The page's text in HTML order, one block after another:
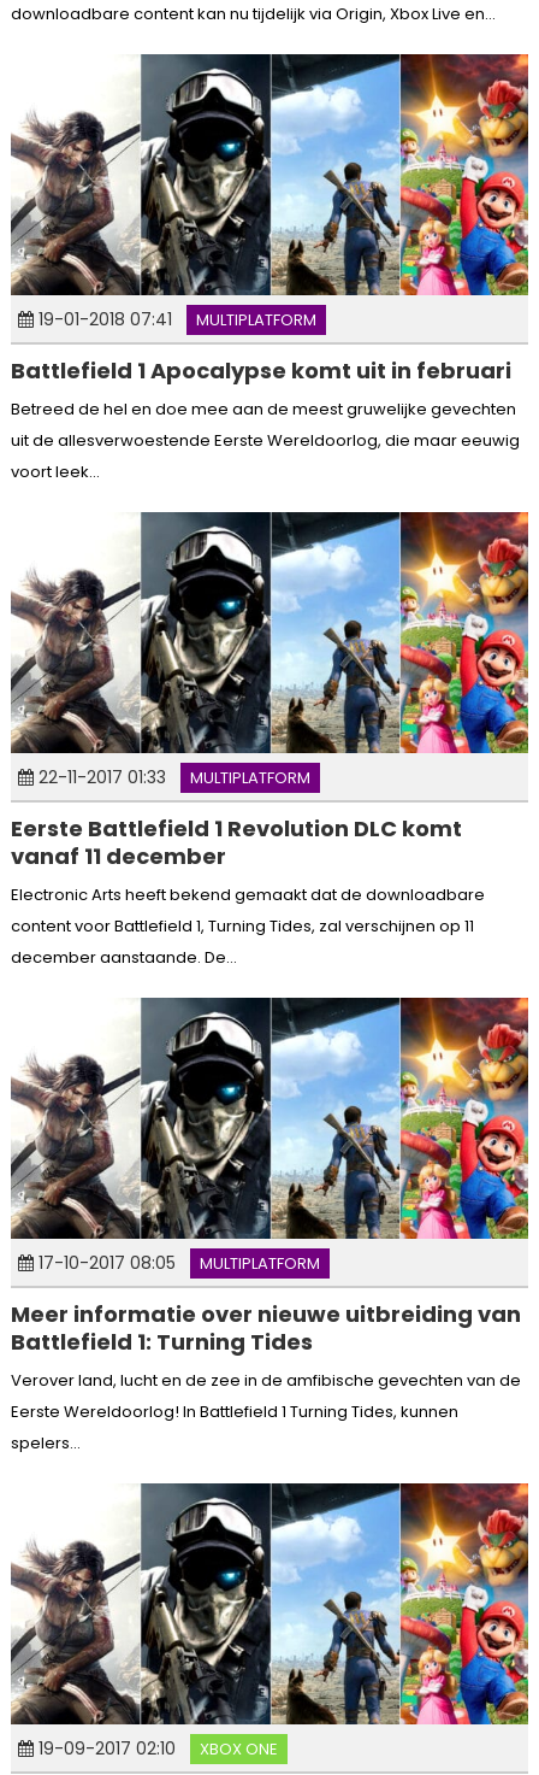
downloadbare content kan nu tijdelijk via Origin, Xbox Live en...
19-01-2018 07:41 MULTIPLATFORM
Battlefield 1 Apocalypse komt uit in februari
Betreed de hel en doe mee aan de meest gruwelijke gevechten
uit de allesverwoestende Eerste Wereldoorlog, die maar eeuwig
voort leek...
22-11-2017 01:33 MULTIPLATFORM
Eerste Battlefield 1 Revolution DLC komt
vanaf 11 december
Electronic Arts heeft bekend gemaakt dat de downloadbare
content voor Battlefield 1, Turning Tides, zal verschijnen op 11
december aanstaande. De...
17-10-2017 08:05 MULTIPLATFORM
Meer informatie over nieuwe uitbreiding van
Battlefield 1: Turning Tides
Verover land, lucht en de zee in de amfibische gevechten van de
Eerste Wereldoorlog! In Battlefield 1 Turning Tides, kunnen
spelers...
19-09-2017 02:10 XBOX ONE